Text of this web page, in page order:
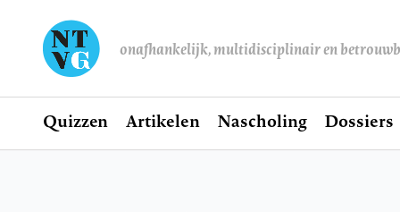
onafhankelijk, multidisciplinair en
Hoofdnavigatie
Home
Quizzen Artikelen Nascholing Dossiers